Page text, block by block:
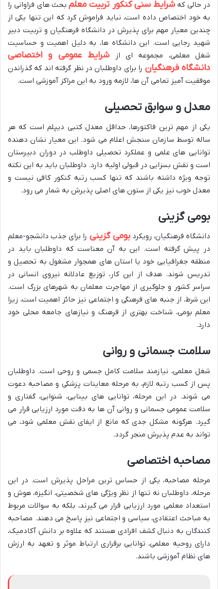
در حالی که شرایط سنی کنکور تربیت معلمبحث های فراوانی را
به خود اختصاص داده است، نباید فراموش کرد که این تنها یکی از
چندین معیار مهم برای پذیرش در دانشگاه فرهنگیان و تربیت دبیر
شهید رجایی است. این دانشگاه ها، به دلیل اهمیت و حساسیت
شغل معلمی، مجموعه ای از شرایط عمومی و اختصاصی
دانشگاه فرهنگیان را برای داوطلبان در نظر گرفته اند که گذراندن
موفقیت آمیز تمامی آن ها، لازمه ورود به این مراکز آموزشی است.
معدل و سوابق تحصیلی
یکی از مهم ترین فاکتورها، حداقل معدل کتبی دیپلم است که هر
ساله توسط سازمان سنجش اعلام می شود. این معیار نشان دهنده
توانایی های علمی و عملکرد تحصیلی داوطلب در دوران دبیرستان
است و نقش بسزایی در قبولی اولیه دارد. داوطلبان باید به این نکته
توجه ویژه داشته باشند که تنها کسب رتبه کنکور کافی نیست و
معدل خوب نیز یکی از ستون های اصلی پذیرش به شمار می رود.
بومی گزینی
دانشگاه فرهنگیان، رویکردبومی گزینی را برای جذب دانشجو-معلم
در پیش گرفته است. این به آن معناست که داوطلبان باید در
منطقه جغرافیایی خود یا استان های همجوار مشغول به تحصیل و
تدریس شوند. هدف از این کار، توزیع عادلانه نیروی انسانی در
سراسر کشور و جلوگیری از مهاجرت معلمان به شهرهای بزرگ است.
این شرط، از جنبه های فرهنگی و اجتماعی نیز حائز اهمیت است، زیرا
معلم بومی، شناخت بهتری از فرهنگ و نیازهای جامعه محلی خود
دارد.
سلامت جسمانی و روانی
شغل معلمی، نیازمند سلامت کامل جسمی و روحی است. داوطلبان
پس از کسب رتبه لازم، به مرحله معاینات پزشکی و مصاحبه دعوت
می شوند. در این مرحله، توانایی های بینایی، شنوایی، گفتاری و
سلامت عمومی جسمانی و روانی آن ها به دقت مورد ارزیابی قرار می
گیرد. هرگونه مشکل جدی که مانع از ایفای نقش معلمی شود، می
تواند به عدم پذیرش منجر گردد.
مصاحبه اختصاصی
مرحله مصاحبه، یکی از حساس ترین مراحل پذیرش است. در این
مرحله، داوطلبان نه تنها از نظر ویژگی های شخصیتی، انگیزه، هوش و
استعداد معلمی مورد ارزیابی قرار می گیرند، بلکه به سوالات مربوط
به مباحث اعتقادی، سیاسی و اجتماعی نیز پاسخ می دهند. مصاحبه
کنندگان به دنبال کشف افرادی هستند که علاوه بر دانش آکادمیک،
دارای روحیه معلمی، توانایی برقراری ارتباط موثر و تعهد به ارزش
های نظام آموزشی باشند.